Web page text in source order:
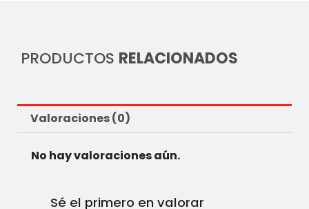
PRODUCTOS RELACIONADOS
Valoraciones (0)
No hay valoraciones aún.
Sé el primero en valorar